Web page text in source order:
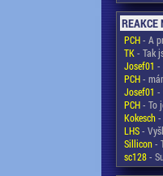
REAKCE
PCH- A
TK- Tak
Josef01 -
PCH-
Josef01 -
PCH- To
Kokesch-
LHS-
Sillicon-
sc128-